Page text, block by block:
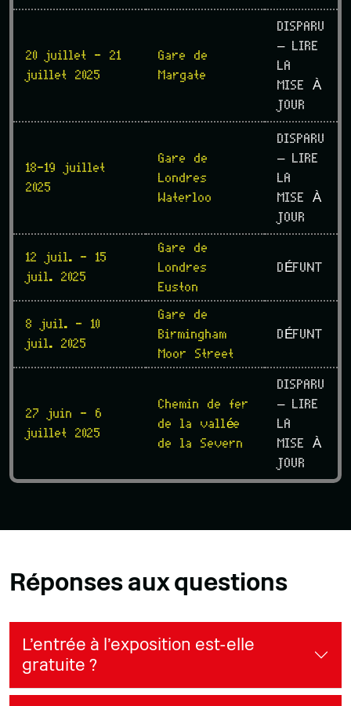
20 juillet - 21
juillet 2025
Gare de
Margate
DISPARU
– LIRE
LA
MISE À
JOUR
18-19 juillet
2025
Gare de
Londres
Waterloo
DISPARU
– LIRE
LA
MISE À
JOUR
12 juil. - 15
juil. 2025
Gare de
Londres
Euston
DÉFUNT
8 juil. - 10
juil. 2025
Gare de
Birmingham
Moor Street
DÉFUNT
27 juin - 6
juillet 2025
Chemin de fer
de la vallée
de la Severn
DISPARU
– LIRE
LA
MISE À
JOUR
Réponses aux questions
L'entrée à l'exposition est-elle
gratuite ?